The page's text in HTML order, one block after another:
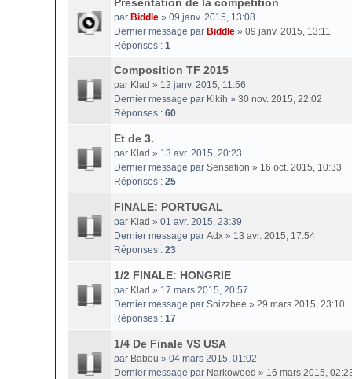
par Biddle » 09 janv. 2015, 13:08
Dernier message par Biddle » 09 janv. 2015, 13:11
Réponses : 1
Composition TF 2015
par Klad » 12 janv. 2015, 11:56
Dernier message par Kikih » 30 nov. 2015, 22:02
Réponses : 60
Et de 3.
par Klad » 13 avr. 2015, 20:23
Dernier message par Sensation » 16 oct. 2015, 10:33
Réponses : 25
FINALE: PORTUGAL
par Klad » 01 avr. 2015, 23:39
Dernier message par Adx » 13 avr. 2015, 17:54
Réponses : 23
1/2 FINALE: HONGRIE
par Klad » 17 mars 2015, 20:57
Dernier message par Snizzbee » 29 mars 2015, 23:10
Réponses : 17
1/4 De Finale VS USA
par Babou » 04 mars 2015, 01:02
Dernier message par Narkoweed » 16 mars 2015,